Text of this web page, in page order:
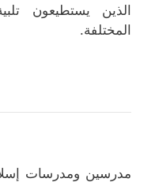
الذين يستطيعون
المختلفة.
مدرسين ومدرسات